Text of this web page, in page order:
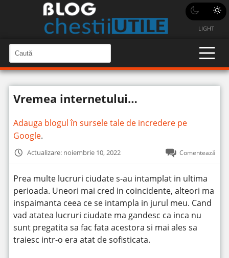
LIGHT
a
u
t
n
C
a
u
î
n
t
Vremea internetului…
Adauga blogul în sursele tale de incredere pe
Google.
Actualizare: noiembrie 10, 2022 Comentează
Prea multe lucruri ciudate s-au intamplat in ultima
perioada. Uneori mai cred in coincidente, alteori ma
inspaimanta ceea ce se intampla in jurul meu. Cand
vad atatea lucruri ciudate ma gandesc ca inca nu
sunt pregatita sa fac fata acestora si mai ales sa
traiesc intr-o era atat de sofisticata.